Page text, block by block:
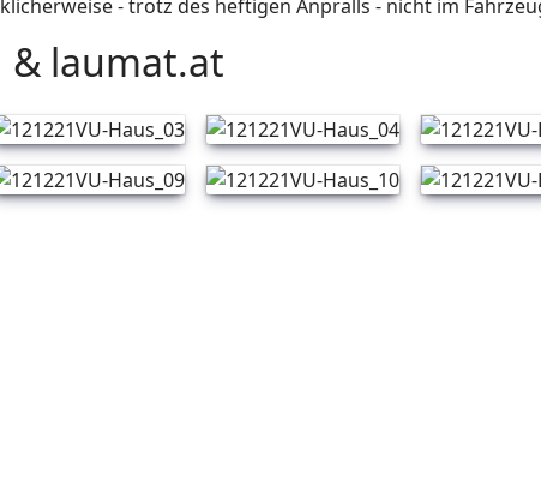
- trotz des heftigen Anpralls - nicht im
& laumat.at